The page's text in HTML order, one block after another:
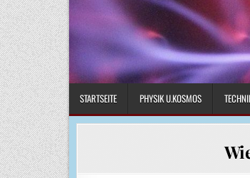
STARTSEITE PHYSIK U.KOSMOS